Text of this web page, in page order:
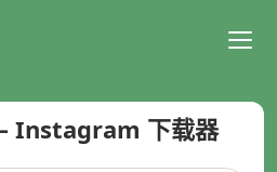
Instagram 下载器